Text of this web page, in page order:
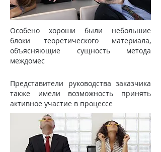
Особено хороши были небольшие
блоки теоретического материала,
объясняющие сущность метода
междомес
Представители руководства заказчика
также имели возможность принять
активное участие в процессе